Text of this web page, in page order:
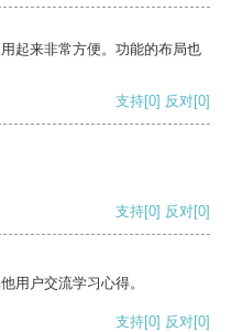
起来非常方便。功能的布局也
支持[0] 反对[0]
支持[0] 反对[0]
用户交流学习心得。
支持[0] 反对[0]